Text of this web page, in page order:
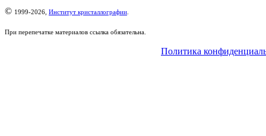
© 1999-2026, Институт кристаллографии
При перепечатке материалов ссылка обязательна.
Политика